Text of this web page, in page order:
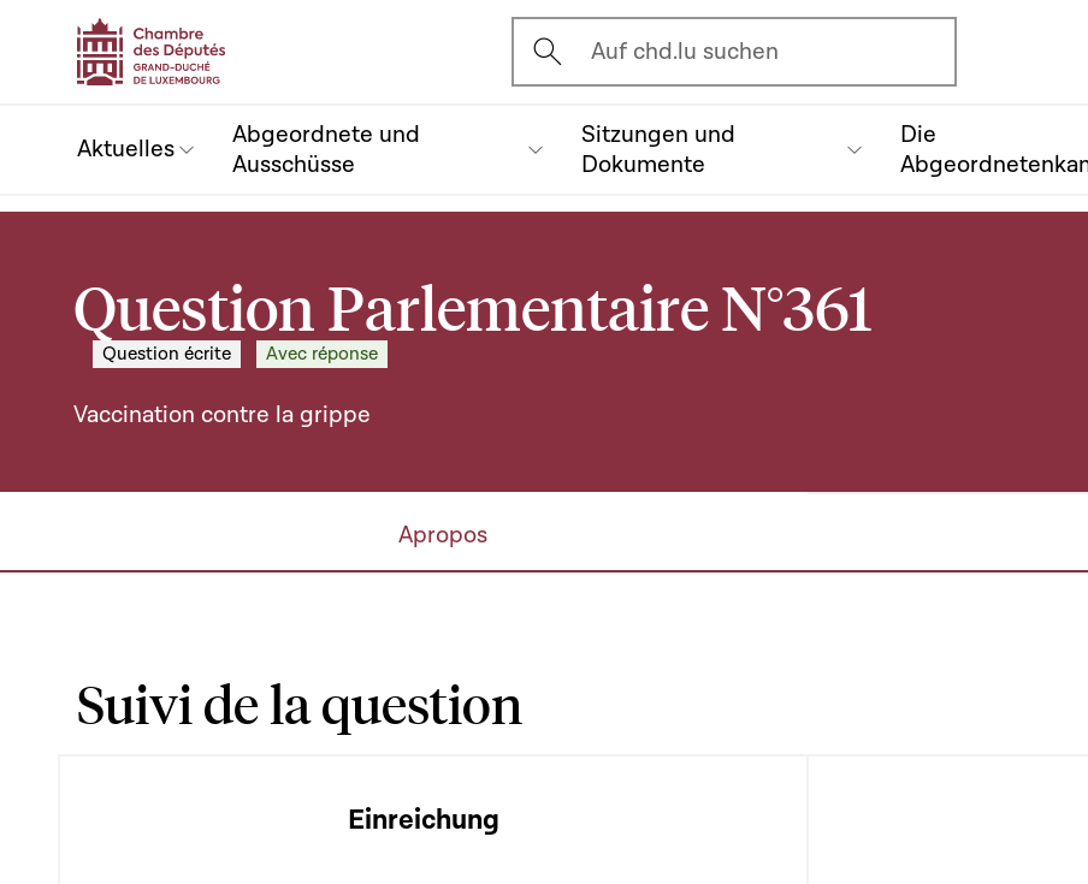
Ouvrir l'écran de recherche
Auf chd.lu suchen
Aktuelles
Abgeordnete und
Ausschüsse
Sitzungen und
Dokumente
Die
Question Parlementaire N°361
Question écrite Avec réponse
Vaccination contre la grippe
Apropos
Suivi de la question
Einreichung